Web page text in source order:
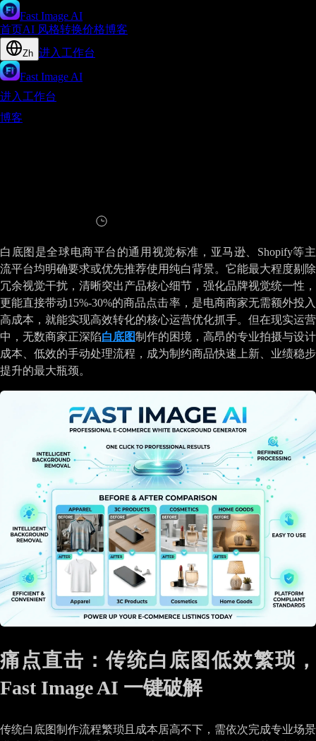
Fast Image AI
首页AI 风格转换价格博客
Zh 进入工作台
Fast Image AI
进入工作台
博客
白底图是全球电商平台的通用视觉标准，亚马逊、Shopify等主
流平台均明确要求或优先推荐使用纯白背景。它能最大程度剔除
冗余视觉干扰，清晰突出产品核心细节，强化品牌视觉统一性，
更能直接带动15%-30%的商品点击率，是电商商家无需额外投入
高成本，就能实现高效转化的核心运营优化抓手。但在现实运营
中，无数商家正深陷白底图制作的困境，高昂的专业拍摄与设计
成本、低效的手动处理流程，成为制约商品快速上新、业绩稳步
提升的最大瓶颈。
痛点直击：传统白底图低效繁琐，
Fast Image AI 一键破解
传统白底图制作流程繁琐且成本居高不下，需依次完成专业场景